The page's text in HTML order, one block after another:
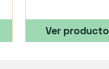
Ver producto